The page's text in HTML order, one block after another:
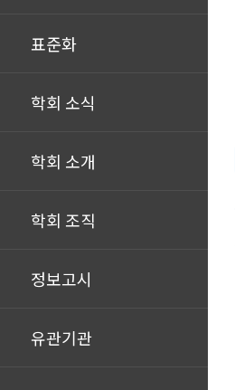
표준화
학회 소식
학회 소개
학회 조직
정보고시
유관기관